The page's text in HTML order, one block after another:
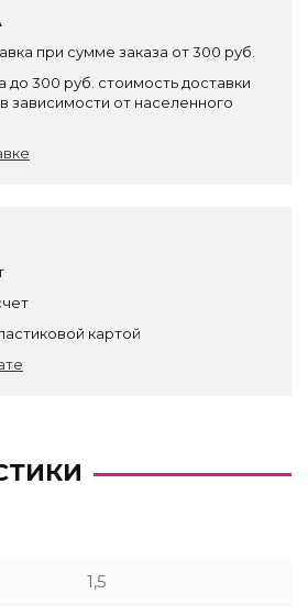
при сумме заказа от 300 руб.
300 руб. стоимость доставки
зависимости от населенного
картой
1,5